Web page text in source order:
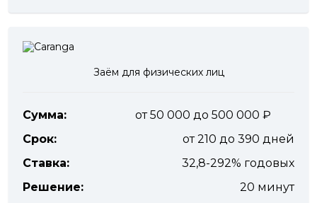
Заём для физических лиц
Сумма:
от 50 000 до 500 000
Срок:
от 210 до 390 дней
Ставка:
32,8-292% годовых
Решение:
20 минут